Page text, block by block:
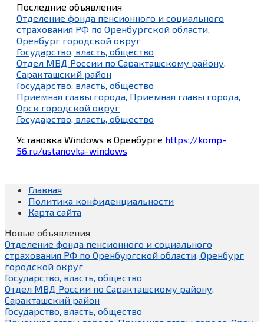
Последние объявления
Отделение фонда пенсионного и социального
страхования РФ по Оренбургской области,
Оренбург городской округ
Государство, власть, общество
Отдел МВД России по Саракташскому району,
Саракташский район
Государство, власть, общество
Приемная главы города, Приемная главы города,
Орск городской округ
Государство, власть, общество
Установка Windows в Оренбурге https://komp-
56.ru/ustanovka-windows
Главная
Политика конфиденциальности
Карта сайта
Новые объявления
Отделение фонда пенсионного и социального
страхования РФ по Оренбургской области, Оренбург
городской округ
Государство, власть, общество
Отдел МВД России по Саракташскому району,
Саракташский район
Государство, власть, общество